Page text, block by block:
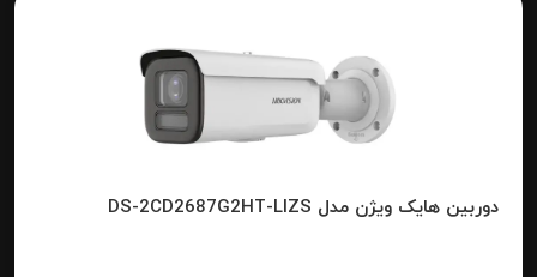
دوربین هایک ویژن مدل DS-2CD2687G2HT-LIZS